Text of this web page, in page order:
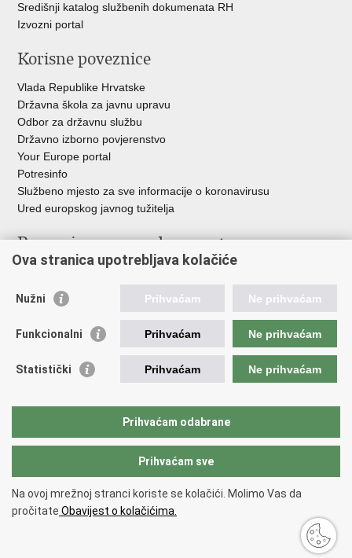
Središnji katalog službenih dokumenata RH
Izvozni portal
Korisne poveznice
Vlada Republike Hrvatske
Državna škola za javnu upravu
Odbor za državnu službu
Državno izborno povjerenstvo
Your Europe portal
Potresinfo
Službeno mjesto za sve informacije o koronavirusu
Ured europskog javnog tužitelja
Poveznice pravosudnog sustava
Državno odvjetništvo
Ured za suzbijanje korupcije i organiziranog kriminaliteta
Državnoodvjetničko vijeće
Hrvatska odvjetnička komora
Europski pravosudni portal
Copyright © 2026 Ministarstvo pravosuđa, uprave i digitalne
transformacije Republike Hrvatske.
pristupačnosti.
Ova stranica upotrebljava kolačiće
Nužni Prihvaćam Ne prihvaćam
Funkcionalni Prihvaćam Ne prihvaćam
Statistički Prihvaćam Ne prihvaćam
Prihvaćam odabrane
Prihvaćam sve
Na ovoj mrežnoj stranci koriste se kolačići. Molimo Vas da
pročitate Obavijest o kolačićima.